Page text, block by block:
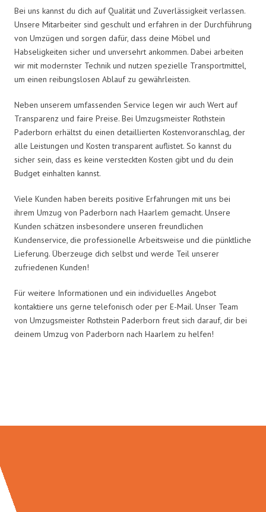
Bei uns kannst du dich auf Qualität und Zuverlässigkeit verlassen.
Unsere Mitarbeiter sind geschult und erfahren in der Durchführung
von Umzügen und sorgen dafür, dass deine Möbel und
Habseligkeiten sicher und unversehrt ankommen. Dabei arbeiten
wir mit modernster Technik und nutzen spezielle Transportmittel,
um einen reibungslosen Ablauf zu gewährleisten.
Neben unserem umfassenden Service legen wir auch Wert auf
Transparenz und faire Preise. Bei Umzugsmeister Rothstein
Paderborn erhältst du einen detaillierten Kostenvoranschlag, der
alle Leistungen und Kosten transparent auflistet. So kannst du
sicher sein, dass es keine versteckten Kosten gibt und du dein
Budget einhalten kannst.
Viele Kunden haben bereits positive Erfahrungen mit uns bei
ihrem Umzug von Paderborn nach Haarlem gemacht. Unsere
Kunden schätzen insbesondere unseren freundlichen
Kundenservice, die professionelle Arbeitsweise und die pünktliche
Lieferung. Überzeuge dich selbst und werde Teil unserer
zufriedenen Kunden!
Für weitere Informationen und ein individuelles Angebot
kontaktiere uns gerne telefonisch oder per E-Mail. Unser Team
von Umzugsmeister Rothstein Paderborn freut sich darauf, dir bei
deinem Umzug von Paderborn nach Haarlem zu helfen!